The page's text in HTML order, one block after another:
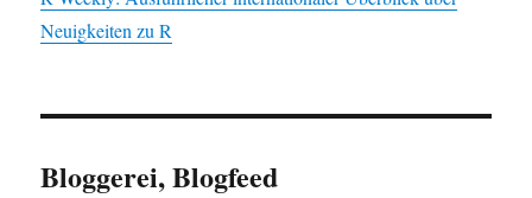
Neuigkeiten zu R
Bloggerei, Blogfeed